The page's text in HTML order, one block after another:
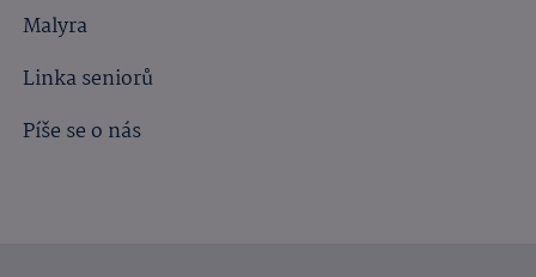
Malyra
Linka seniorů
Píše se o nás